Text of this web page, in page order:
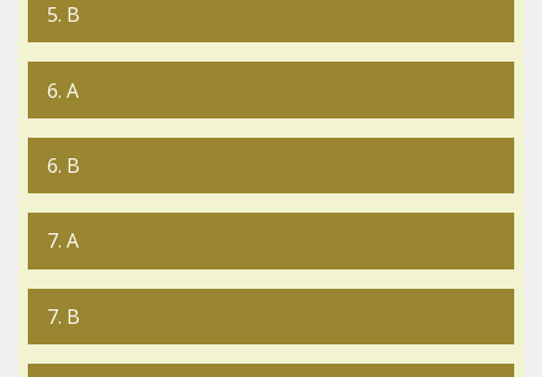
5. B
6. A
6. B
7. A
7. B